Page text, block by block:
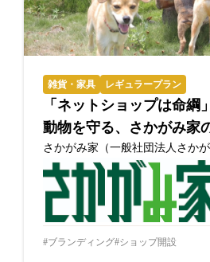
雑貨・家具 レギュラープラン
「ネットショップは命綱
動物を守る、さかがみ家
さかがみ家（一般社団法人さかが
ブランディング ショップ開設